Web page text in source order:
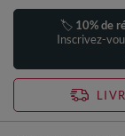
🏷️ 10% de
Inscrivez-